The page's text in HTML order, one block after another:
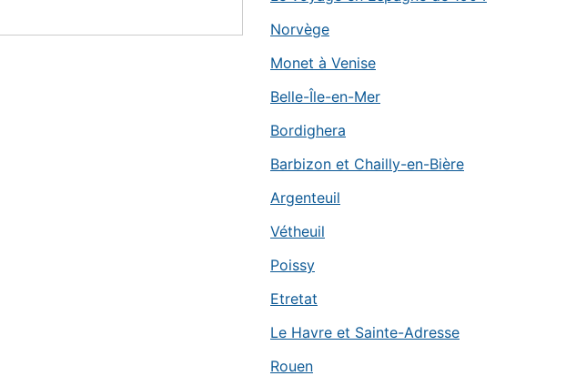
Norvège
Monet à Venise
Belle-Île-en-Mer
Bordighera
Barbizon et Chailly-en-Bière
Argenteuil
Vétheuil
Poissy
Etretat
Le Havre et Sainte-Adresse
Rouen